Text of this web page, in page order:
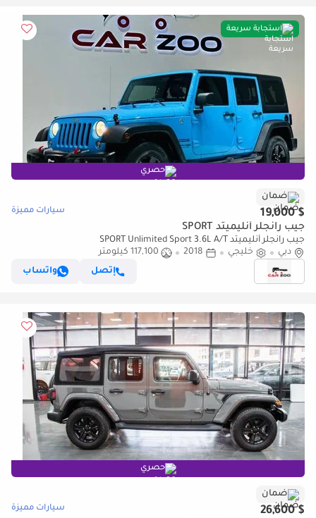
استجابة سريعة
حصري
ضمان
$ 19,000 سيارات مميزة
جيب رانجلر أنليميتد SPORT
جيب رانجلر أنليميتد SPORT Unlimited Sport 3.6L A/T
دبي
خليجي 2018
117,100 كيلومتر
إتصل
واتساب
حصري
ضمان
$ 26,600 سيارات مميزة